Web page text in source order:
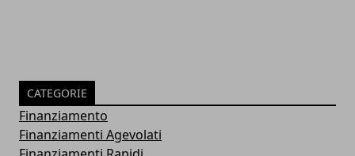
CATEGORIE
Finanziamento
Finanziamenti Agevolati